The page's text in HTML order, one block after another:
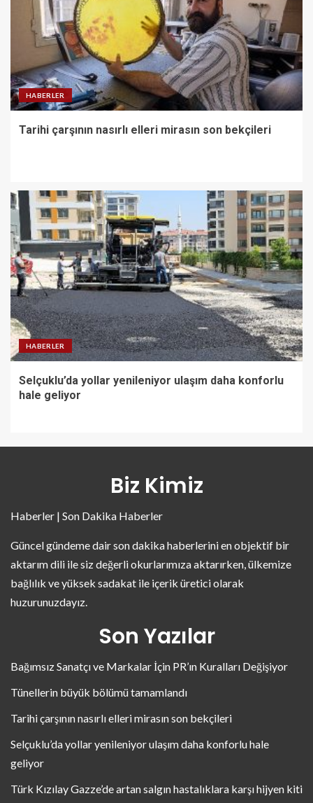
HABERLER
Tarihi çarşının nasırlı elleri mirasın son bekçileri
HABERLER
Selçuklu’da yollar yenileniyor ulaşım daha konforlu
hale geliyor
Biz Kimiz
Haberler | Son Dakika Haberler
Güncel gündeme dair son dakika haberlerini en objektif bir
aktarım dili ile siz değerli okurlarımıza aktarırken, ülkemize
bağlılık ve yüksek sadakat ile içerik üretici olarak
huzurunuzdayız.
Son Yazılar
Bağımsız Sanatçı ve Markalar İçin PR’ın Kuralları Değişiyor
Tünellerin büyük bölümü tamamlandı
Tarihi çarşının nasırlı elleri mirasın son bekçileri
Selçuklu’da yollar yenileniyor ulaşım daha konforlu hale
geliyor
Türk Kızılay Gazze’de artan salgın hastalıklara karşı hijyen kiti